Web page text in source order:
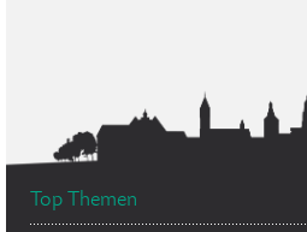
Top Themen